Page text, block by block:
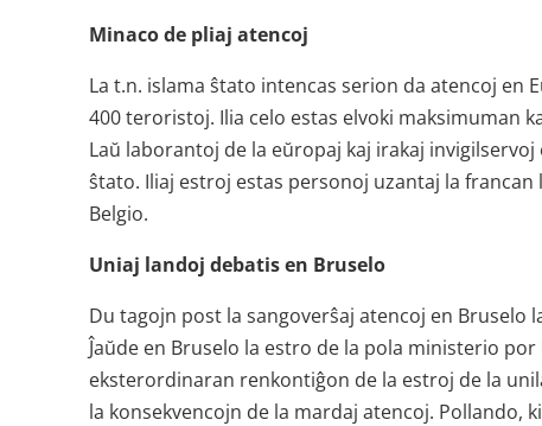
Minaco de pliaj atencoj
La t.n. islama ŝtato intencas serion da atencoj en
400 teroristoj. Ilia celo estas elvoki maksimuman
Laŭ laborantoj de la eŭropaj kaj irakaj
ŝtato. Iliaj estroj estas personoj uzantaj la
Belgio.
Uniaj landoj debatis en Bruselo
Du tagojn post la sangoverŝaj atencoj en
Ĵaŭde en Bruselo la estro de la pola ministerio
eksterordinaran renkontiĝon de la estroj de la
la konsekvencojn de la mardaj atencoj. Pollando,